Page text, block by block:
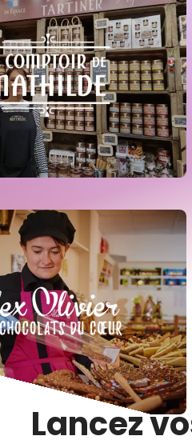
Lancez